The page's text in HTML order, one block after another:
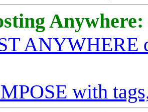
Anywhere:
ANYWHERE
with